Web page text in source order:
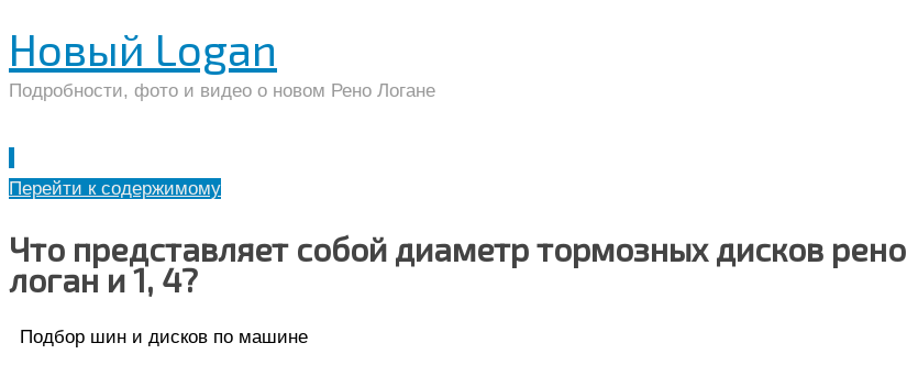
Новый Logan
Подробности, фото и видео о новом Рено Логане
Перейти к содержимому
Что представляет собой диаметр тормозных дисков рено
логан и 1, 4?
Подбор шин и дисков по машине